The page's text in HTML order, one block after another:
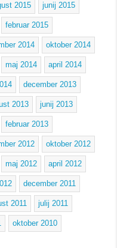
2015 junij 2015
februar 2015
2014 oktober 2014
maj 2014 april 2014
december 2013
2013 junij 2013
februar 2013
2012 oktober 2012
maj 2012 april 2012
december 2011
2011 julij 2011
oktober 2010